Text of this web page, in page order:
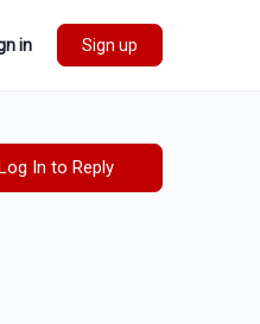
in Sign up
In to Reply